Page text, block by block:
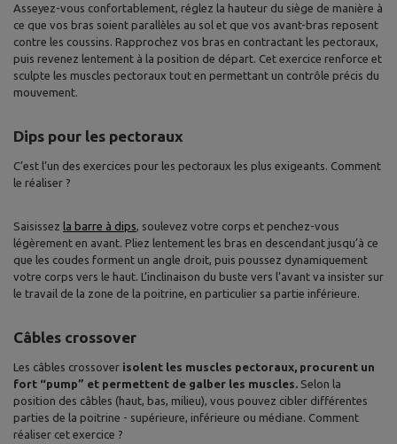
Asseyez-vous confortablement, réglez la hauteur du siège de manière à
ce que vos bras soient parallèles au sol et que vos avant-bras reposent
contre les coussins. Rapprochez vos bras en contractant les pectoraux,
puis revenez lentement à la position de départ. Cet exercice renforce et
sculpte les muscles pectoraux tout en permettant un contrôle précis du
mouvement.
Dips pour les pectoraux
C’est l’un des exercices pour les pectoraux les plus exigeants. Comment
le réaliser ?
Saisissez la barre à dips , soulevez votre corps et penchez-vous
légèrement en avant. Pliez lentement les bras en descendant jusqu’à ce
que les coudes forment un angle droit, puis poussez dynamiquement
votre corps vers le haut. L’inclinaison du buste vers l’avant va insister sur
le travail de la zone de la poitrine, en particulier sa partie inférieure.
Câbles crossover
Les câbles crossover isolent les muscles pectoraux, procurent un
fort “pump” et permettent de galber les muscles. Selon la
position des câbles (haut, bas, milieu), vous pouvez cibler différentes
parties de la poitrine - supérieure, inférieure ou médiane. Comment
réaliser cet exercice ?